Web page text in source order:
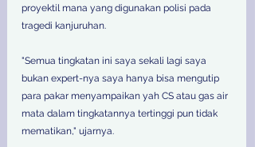
proyektil mana yang digunakan polisi pada
tragedi kanjuruhan.
"Semua tingkatan ini saya sekali lagi saya
bukan expert-nya saya hanya bisa mengutip
para pakar menyampaikan yah CS atau gas air
mata dalam tingkatannya tertinggi pun tidak
mematikan," ujarnya.